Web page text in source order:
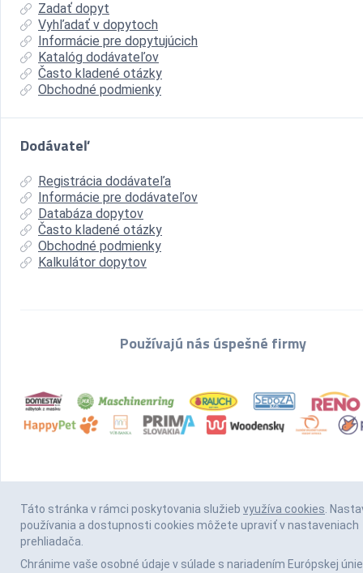
Zadať dopyt
Vyhľadať v dopytoch
Informácie pre dopytujúcich
Katalóg dodávateľov
Často kladené otázky
Obchodné podmienky
Dodávateľ
Registrácia dodávateľa
Informácie pre dodávateľov
Databáza dopytov
Často kladené otázky
Obchodné podmienky
Kalkulátor dopytov
Používajú nás úspešné firmy
Táto stránka v rámci poskytovania služieb využíva cookies.
používania a dostupnosti cookies môžete upraviť v nastaveniach
prehliadača.
Chránime vaše osobné údaje v súlade s nariadením Európskej únie